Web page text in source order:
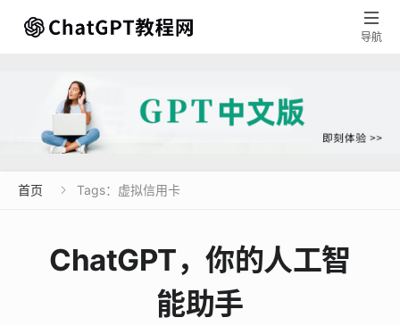

导航
首页  Tags：虚拟信用卡
ChatGPT，你的人工智
能助手